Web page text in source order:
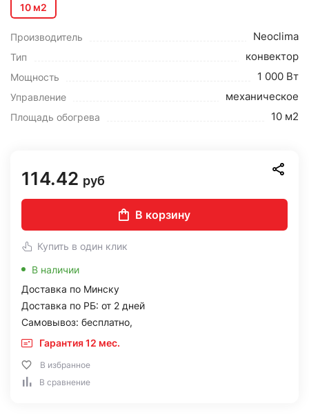
10 м2
Производитель Neoclima
Тип конвектор
Мощность 1 000 Вт
Управление механическое
Площадь обогрева 10 м2
114.42 руб
В корзину
Купить в один клик
В наличии
Доставка по Минску
Доставка по РБ: от 2 дней
Самовывоз: бесплатно,
Гарантия 12 мес.
В избранное
В сравнение